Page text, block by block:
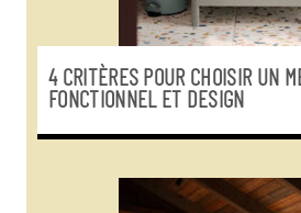
4 CRITÈRES POUR CHOISIR UN
FONCTIONNEL ET DESIGN